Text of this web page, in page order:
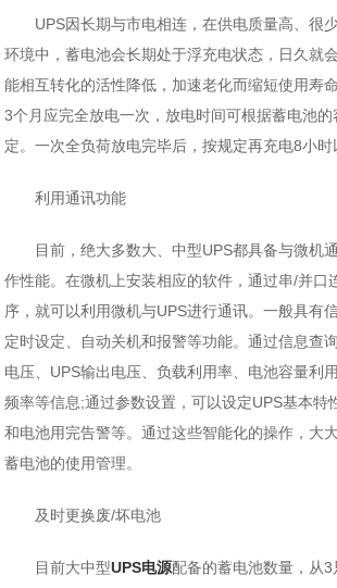
UPS因长期与市电相连，在供电质量高、很
环境中，蓄电池会长期处于浮充电状态，日久就
能相互转化的活性降低，加速老化而缩短使用寿
3个月应完全放电一次，放电时间可根据蓄电池
定。一次全负荷放电完毕后，按规定再充电8小时
利用通讯功能
目前，绝大多数大、中型UPS都具备与微机
作性能。在微机上安装相应的软件，通过串/并口
序，就可以利用微机与UPS进行通讯。一般具有
定时设定、自动关机和报警等功能。通过信息查
电压、UPS输出电压、负载利用率、电池容量利
频率等信息;通过参数设置，可以设定UPS基本特
和电池用完告警等。通过这些智能化的操作，大
蓄电池的使用管理。
及时更换废/坏电池
目前大中型UPS电源配备的蓄电池数量，从